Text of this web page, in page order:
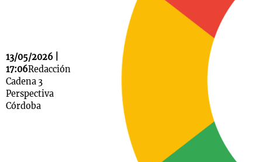
13/05/2026 |
17:06Redacción
Cadena 3
Perspectiva
Córdoba